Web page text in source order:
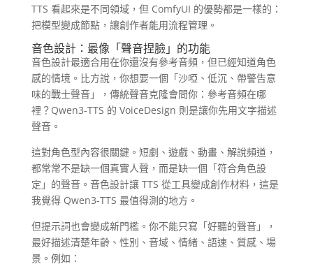
TTS 看起來是不同領域，但 ComfyUI 的優勢都是一樣的：
把模型變成節點，讓創作者能用流程管理。
音色設計：最像「聲音捏臉」的功能
音色設計最適合用在你還沒有參考音頻，但已經知道角色
感的情境。比方說，你想要一個「沙啞、低沉、帶警告意
味的戰士聲音」，傳統聲音克隆會問你：參考音頻在哪
裡？Qwen3-TTS 的 VoiceDesign 則是讓你先用文字描述
聲音。
這對角色型內容很關鍵。短劇、遊戲、動畫、解說頻道，
都常常不是缺一個真實人聲，而是缺一個「符合角色設
定」的聲音。音色設計讓 TTS 從工具變成創作材料，這是
我覺得 Qwen3-TTS 最值得測的地方。
但提示詞也會變成新門檻。你不能只寫「好聽的聲音」，
最好描述清楚年齡、性別、音域、情緒、語速、質感、場
景。例如：